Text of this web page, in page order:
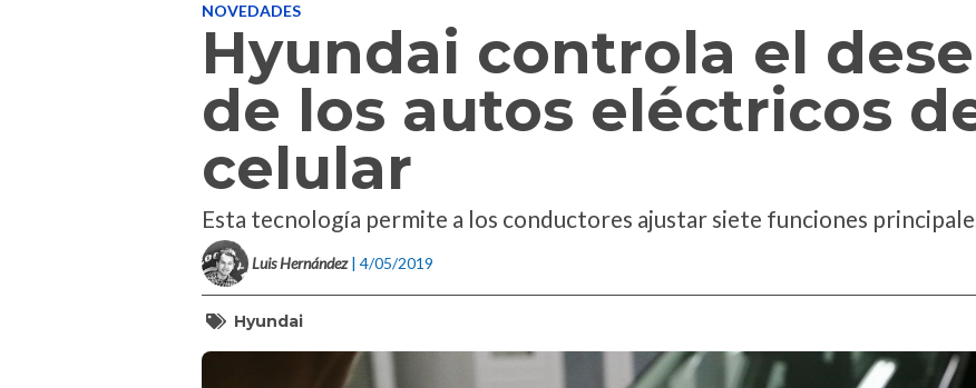
NOVEDADES
Hyundai controla el
de los autos eléctricos
celular
Esta tecnología permite a los conductores ajustar siete funciones
Luis Hernández | 4/05/2019
Hyundai